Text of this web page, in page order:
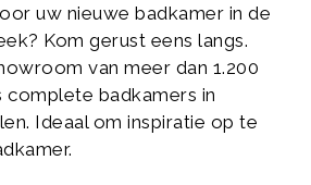
uw nieuwe badkamer in de
Kom gerust eens langs.
van meer dan 1.200
complete badkamers in
Ideaal om inspiratie op te